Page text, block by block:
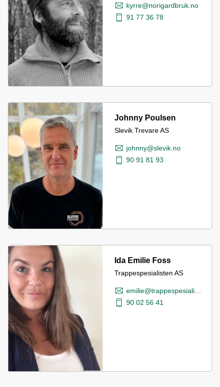
kyrre@norigardbruk.no
91 77 36 78
Johnny Poulsen
Slevik Trevare AS
johnny@slevik.no
90 91 81 93
Ida Emilie Foss
Trappespesialisten AS
emilie@trappespesialisten.no
90 02 56 41